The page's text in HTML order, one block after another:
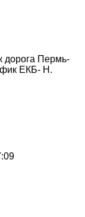
дорога Пермь-
ЕКБ- Н.